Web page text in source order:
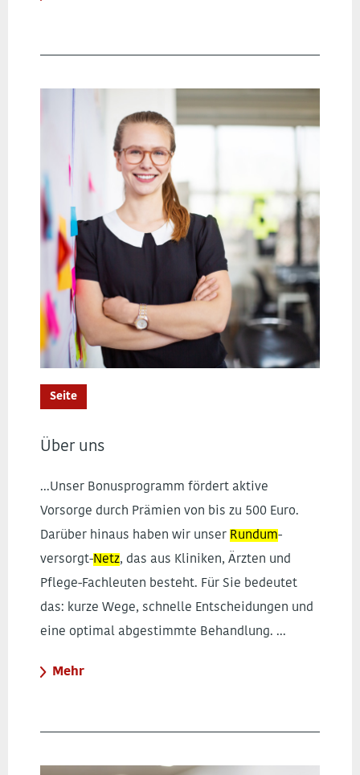
Seite
Über uns
...Unser Bonusprogramm fördert aktive
Vorsorge durch Prämien von bis zu 500 Euro.
Darüber hinaus haben wir unser Rundum-
versorgt-Netz, das aus Kliniken, Ärzten und
Pflege-Fachleuten besteht. Für Sie bedeutet
das: kurze Wege, schnelle Entscheidungen und
eine optimal abgestimmte Behandlung. ...
Mehr